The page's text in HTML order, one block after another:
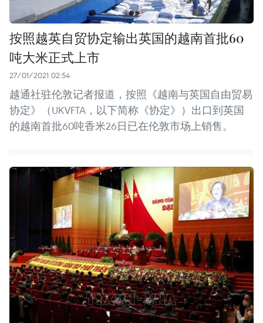
按照越英自贸协定输出英国的越南首批60
吨大米正式上市
27/01/2021 02:54
越通社驻伦敦记者报道，按照《越南与英国自由贸易
协定》（UKVFTA，以下简称《协定》）出口到英国
的越南首批60吨香米26日已在伦敦市场上销售。